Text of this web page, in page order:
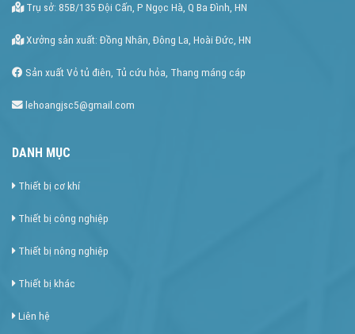
Trụ sở: 85B/135 Đội Cấn, P Ngọc Hà, Q Ba Đình, HN
Xưởng sản xuất: Đồng Nhân, Đông La, Hoài Đức, HN
Sản xuất Vỏ tủ điên, Tủ cứu hỏa, Thang máng cáp
lehoangjsc5@gmail.com
DANH MỤC
Thiết bị cơ khí
Thiết bị công nghiệp
Thiết bị nông nghiệp
Thiết bị khác
Liên hệ